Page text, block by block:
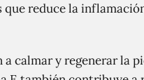
que reduce la
calmar y regenerar la